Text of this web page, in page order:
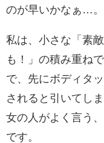
のが早いかなぁ…。
私は、小さな「素
も！」の積み重ね
で、先にボディタ
されると引いてし
女の人がよく言う
です。